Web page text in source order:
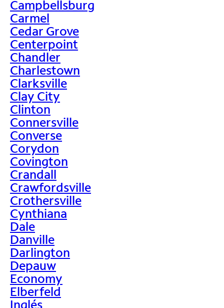
Campbellsburg
Carmel
Cedar Grove
Centerpoint
Chandler
Charlestown
Clarksville
Clay City
Clinton
Connersville
Converse
Corydon
Covington
Crandall
Crawfordsville
Crothersville
Cynthiana
Dale
Danville
Darlington
Depauw
Economy
Elberfeld
Inglés